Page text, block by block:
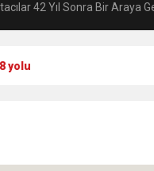
42 Yıl Sonra Bir Araya
yolu